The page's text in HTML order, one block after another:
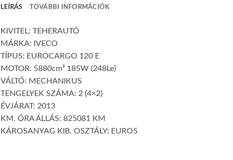
LEÍRÁS TOVÁBBI INFORMÁCIÓK
KIVITEL: TEHERAUTÓ
MÁRKA: IVECO
TÍPUS: EUROCARGO 120 E
MOTOR: 5880cm³ 185W (248Le)
VÁLTÓ: MECHANIKUS
TENGELYEK SZÁMA: 2 (4×2)
ÉVJÁRAT: 2013
KM. ÓRA ÁLLÁS: 825081 KM
KÁROSANYAG KIB. OSZTÁLY: EURO5